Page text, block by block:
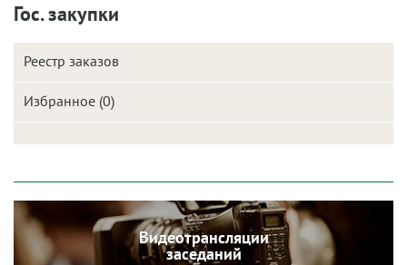
Гос. закупки
Реестр заказов
Избранное (0)
Видеотрансляции
заседаний